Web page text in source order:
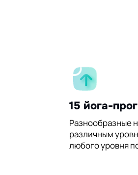
15 йога-
Разнообразные
различным
любого уровня